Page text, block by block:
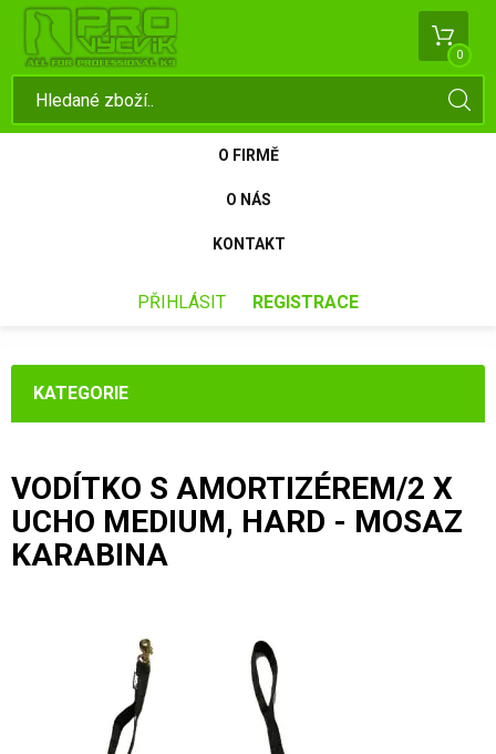
0
O FIRMĚ
O NÁS
KONTAKT
PŘIHLÁSIT REGISTRACE
KATEGORIE
VODÍTKO S AMORTIZÉREM/2 X
UCHO MEDIUM, HARD - MOSAZ
KARABINA